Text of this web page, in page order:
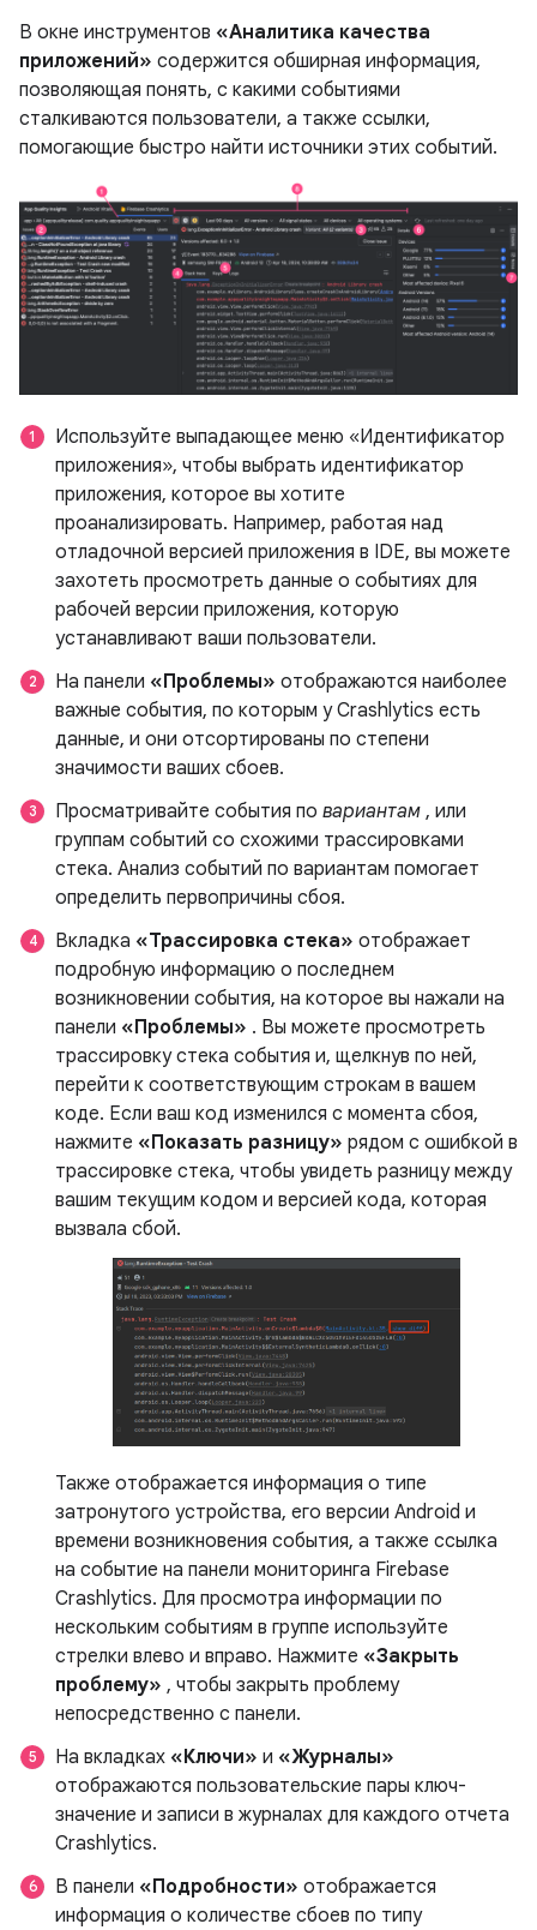
В окне инструментов «Аналитика качества
приложений» содержится обширная информация,
позволяющая понять, с какими событиями
сталкиваются пользователи, а также ссылки,
помогающие быстро найти источники этих событий.
Используйте выпадающее меню «Идентификатор
приложения», чтобы выбрать идентификатор
приложения, которое вы хотите
проанализировать. Например, работая над
отладочной версией приложения в IDE, вы можете
захотеть просмотреть данные о событиях для
рабочей версии приложения, которую
устанавливают ваши пользователи.
На панели «Проблемы» отображаются наиболее
важные события, по которым у Crashlytics есть
данные, и они отсортированы по степени
значимости ваших сбоев.
Просматривайте события по вариантам , или
группам событий со схожими трассировками
стека. Анализ событий по вариантам помогает
определить первопричины сбоя.
Вкладка «Трассировка стека» отображает
подробную информацию о последнем
возникновении события, на которое вы нажали на
панели «Проблемы» . Вы можете просмотреть
трассировку стека события и, щелкнув по ней,
перейти к соответствующим строкам в вашем
коде. Если ваш код изменился с момента сбоя,
нажмите «Показать разницу» рядом с ошибкой в
​​трассировке стека, чтобы увидеть разницу между
вашим текущим кодом и версией кода, которая
вызвала сбой.
Также отображается информация о типе
затронутого устройства, его версии Android и
времени возникновения события, а также ссылка
на событие на панели мониторинга Firebase
Crashlytics. Для просмотра информации по
нескольким событиям в группе используйте
стрелки влево и вправо. Нажмите «Закрыть
проблему» , чтобы закрыть проблему
непосредственно с панели.
На вкладках «Ключи» и «Журналы»
отображаются пользовательские пары ключ-
значение и записи в журналах для каждого отчета
Crashlytics.
В панели «Подробности» отображается
информация о количестве сбоев по типу